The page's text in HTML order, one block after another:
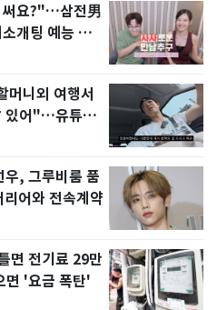
써요?"…삼전男
개팅 예능 화
머니외 여행서
있어"…유튜브
, 그루비룸 품
어와 전속계약
면 전기료 29만
'요금 폭탄'